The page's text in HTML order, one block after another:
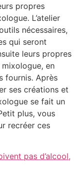
propres
L’atelier
nécessaires,
qui seront
leurs propres
en
fournis. Après
ses créations et
se fait un
plus, vous
recréer ces
pas d’alcool,